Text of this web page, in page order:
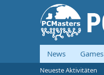
News Games
Neueste Aktivitäten